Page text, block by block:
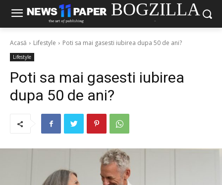
BOGZILLA
-
Acasă Lifestyle Poti sa mai gasesti iubirea dupa 50 de ani?
Lifestyle
Poti sa mai gasesti iubirea
dupa 50 de ani?